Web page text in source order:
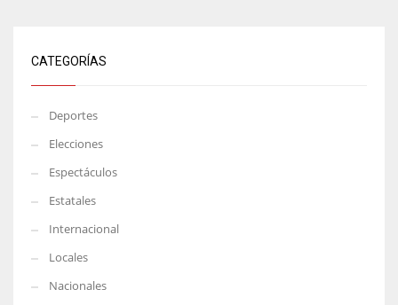
CATEGORÍAS
Deportes
Elecciones
Espectáculos
Estatales
Internacional
Locales
Nacionales